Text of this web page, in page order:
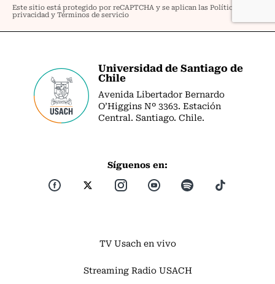
Universidad de Santiago de
Chile
Avenida Libertador Bernardo
O’Higgins Nº 3363. Estación
Central. Santiago. Chile.
Síguenos en:
TV Usach en vivo
Streaming Radio USACH